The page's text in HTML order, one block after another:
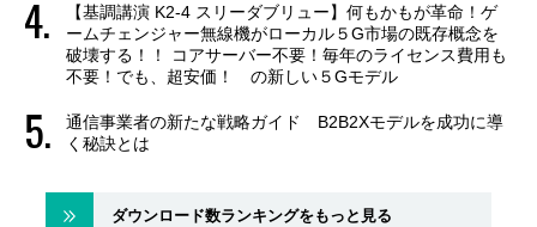
【基調講演 K2-4 スリーダブリュー】何もかもが革命！ゲ
ームチェンジャー無線機がローカル５G市場の既存概念を
破壊する！！ コアサーバー不要！毎年のライセンス費用も
不要！でも、超安価！ の新しい５Gモデル
通信事業者の新たな戦略ガイド B2B2Xモデルを成功に導
く秘訣とは
ダウンロード数ランキングをもっと見る